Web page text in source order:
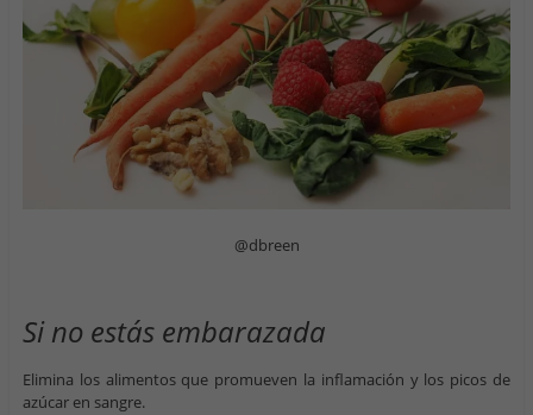
@dbreen
Si no estás embarazada
Elimina los alimentos que promueven la inflamación y los picos de
azúcar en sangre.